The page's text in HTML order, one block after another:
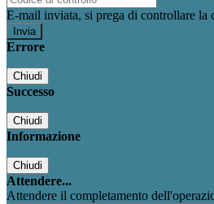
E-mail inviata, si prega di controllare la
Errore
Chiudi
Successo
Chiudi
Informazione
Chiudi
Attendere...
Attendere il completamento